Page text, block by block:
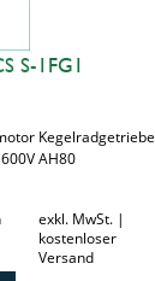
S-1FG1
Kegelradgetriebe
AH80
exkl. MwSt. |
kostenloser
Versand